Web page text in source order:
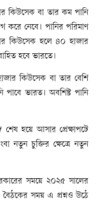
কিউসেক বা তার কম পানি
করে নেবে। পানির পরিমাণ
কিউসেক হলে ৪০ হাজার
হবে ভারতে।
কিউসেক বা তার বেশি
ভারত। অবশিষ্ট পানি
শেষ হয়ে আসার প্রেক্ষাপটে
নতুন চুক্তির ক্ষেত্রে নতুন
সময়ে ২০২৫ সালের
বৈঠকের সময় এ প্রশ্নও উঠে